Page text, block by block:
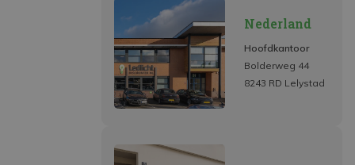
Nederland
Hoofdkantoor
Bolderweg 44
8243 RD Lelystad